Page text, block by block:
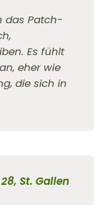
das Patch-
Es fühlt
eher wie
die sich in
St. Gallen